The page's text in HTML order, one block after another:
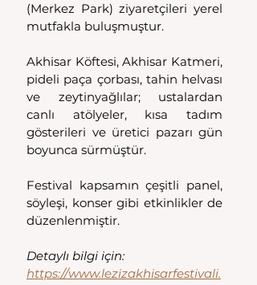
(Merkez Park) ziyaretçileri yerel
mutfakla buluşmuştur.
Akhisar Köftesi, Akhisar Katmeri,
pideli paça çorbası, tahin helvası
ve zeytinyağlılar; ustalardan
canlı atölyeler, kısa tadım
gösterileri ve üretici pazarı gün
boyunca sürmüştür.
Festival kapsamın çeşitli panel,
söyleşi, konser gibi etkinlikler de
düzenlenmiştir.
Detaylı bilgi için:
https://www.lezizakhisarfestivali.